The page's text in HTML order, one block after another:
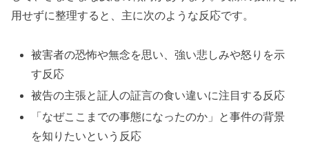
用せずに整理すると、主に次のような反応です。
被害者の恐怖や無念を思い、強い悲しみや怒りを示
す反応
被告の主張と証人の証言の食い違いに注目する反応
「なぜここまでの事態になったのか」と事件の背景
を知りたいという反応